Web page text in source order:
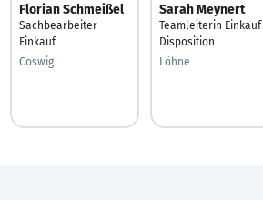
Florian Schmeißel
Sachbearbeiter
Einkauf
Coswig
Sarah Meynert
Teamleiterin
Disposition
Löhne